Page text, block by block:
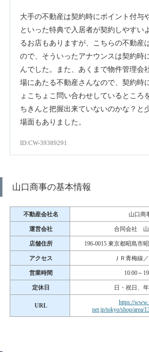
大手の不動産は契約時にポイント付与
といった特典で入居者が契約しやすい
るお店もありますが、こちらの不動産
ので、そういったアナウンスは契約時
んでした。また、あくまで物件管理会
場にあたる不動産さんなので、契約時
ょこちょこ問い合わせしているところ
ちきんと把握出来ていないのかな？と
場面もありました。
ID:CW-39389291
山口商事の基本情報
不動産会社名 山口商
運営会社 合同会社 山
店舗住所 196-0015 東京都昭島市
アクセス ＪＲ青梅線
営業時間 10:00～
定休日 日・祝日、
URL
https://
net.jp/tokyo/shop/area/